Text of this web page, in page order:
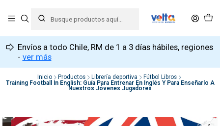
Envíos a todo Chile, RM de 1 a 3 días hábiles, regiones
- ver más
Inicio Productos Librería deportiva
Fútbol Libros
Training Football In English: Guía Para Entrenar En Inglés Y Para Enseñarlo A
Nuestros Jóvenes Jugadores